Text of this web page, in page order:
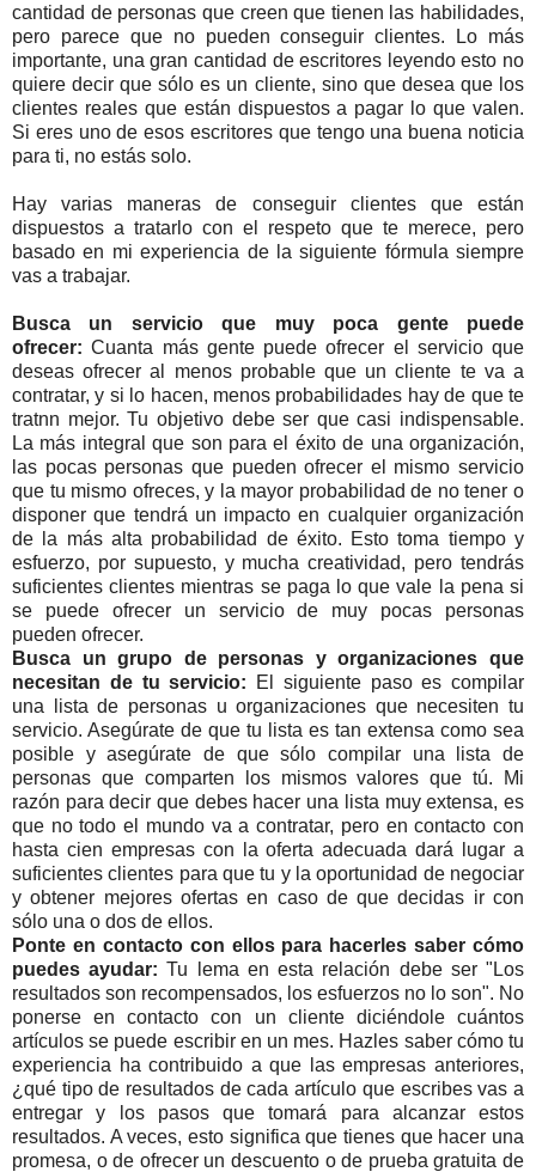
cantidad de personas que creen que tienen las habilidades,
pero parece que no pueden conseguir clientes. Lo más
importante, una gran cantidad de escritores leyendo esto no
quiere decir que sólo es un cliente, sino que desea que los
clientes reales que están dispuestos a pagar lo que valen.
Si eres uno de esos escritores que tengo una buena noticia
para ti, no estás solo.
Hay varias maneras de conseguir clientes que están
dispuestos a tratarlo con el respeto que te merece, pero
basado en mi experiencia de la siguiente fórmula siempre
vas a trabajar.
Busca un servicio que muy poca gente puede
ofrecer:Cuanta más gente puede ofrecer el servicio que
deseas ofrecer al menos probable que un cliente te va a
contratar, y si lo hacen, menos probabilidades hay de que te
tratnn mejor. Tu objetivo debe ser que casi indispensable.
La más integral que son para el éxito de una organización,
las pocas personas que pueden ofrecer el mismo servicio
que tu mismo ofreces, y la mayor probabilidad de no tener o
disponer que tendrá un impacto en cualquier organización
de la más alta probabilidad de éxito. Esto toma tiempo y
esfuerzo, por supuesto, y mucha creatividad, pero tendrás
suficientes clientes mientras se paga lo que vale la pena si
se puede ofrecer un servicio de muy pocas personas
pueden ofrecer.
Busca un grupo de personas y organizaciones que
necesitan de tu servicio:
El siguiente paso es compilar
una lista de personas u organizaciones que necesiten tu
servicio. Asegúrate de que tu lista es tan extensa como sea
posible y asegúrate de que sólo compilar una lista de
personas que comparten los mismos valores que tú. Mi
razón para decir que debes hacer una lista muy extensa, es
que no todo el mundo va a contratar, pero en contacto con
hasta cien empresas con la oferta adecuada dará lugar a
suficientes clientes para que tu y la oportunidad de negociar
y obtener mejores ofertas en caso de que decidas ir con
sólo una o dos de ellos.
Ponte en contacto con ellos para hacerles saber cómo
puedes ayudar:Tu lema en esta relación debe ser "Los
resultados son recompensados, los esfuerzos no lo son". No
ponerse en contacto con un cliente diciéndole cuántos
artículos se puede escribir en un mes. Hazles saber cómo tu
experiencia ha contribuido a que las empresas anteriores,
¿qué tipo de resultados de cada artículo que escribes vas a
entregar y los pasos que tomará para alcanzar estos
resultados. A veces, esto significa que tienes que hacer una
promesa, o de ofrecer un descuento o de prueba gratuita de